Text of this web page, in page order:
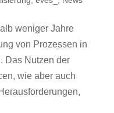
weniger Jahre
von Prozessen in
Das Nutzen der
wie aber auch